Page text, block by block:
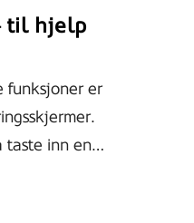
til hjelp
funksjoner er
taste inn en…